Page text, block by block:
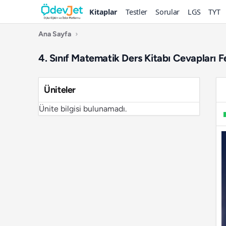
Kitaplar Testler Sorular LGS TYT
Ana Sayfa ›
4. Sınıf Matematik Ders Kitabı Cevapları
Üniteler
Ünite bilgisi bulunamadı.